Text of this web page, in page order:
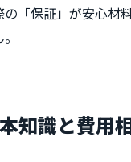
「保証」が安心材
知識と費用